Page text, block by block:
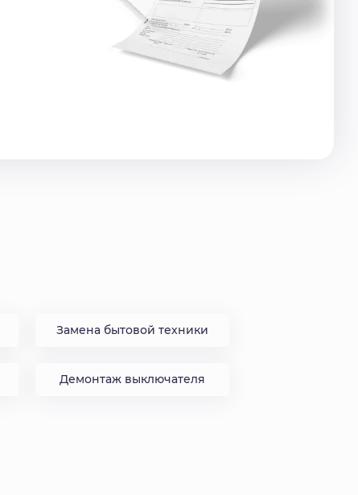
Замена бытовой техники
Демонтаж выключателя